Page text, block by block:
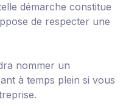
démarche constitue
de respecter une
nommer un
à temps plein si vous